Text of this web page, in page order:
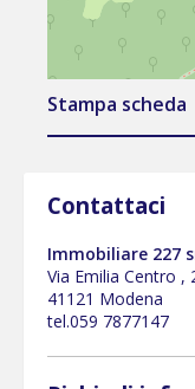
Stampa scheda
Contattaci
Immobiliare 227
Via Emilia Centro ,
41121 Modena
tel.059 7877147